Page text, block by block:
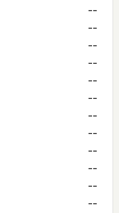
--
--
--
--
--
--
--
--
--
--
--
--